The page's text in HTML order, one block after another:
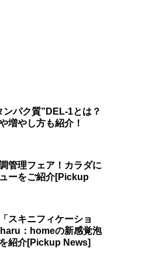
ンパク質”DEL-1とは？
増やし方も紹介！
管理フェア！カラダに
ーをご紹介
スキニフィケーショ
：homeの新感覚泡
紹介